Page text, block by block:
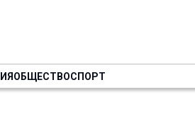
ОБЩЕСТВОСПОРТ